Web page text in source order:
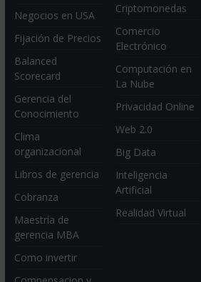
Negocios en USA
Fijación de Precios
Balanced
Scorecard
Gerencia del
Conocimiento
Clima
organizacional
Libros de gerencia
Cobranza
Maestría de
gerencia MBA
Como invertir
Criptomonedas
Comercio
Electrónico
Computación en
La Nube
Privacidad Online
Web 2.0
Big Data
Inteligencia
Artificial
Realidad Virtual